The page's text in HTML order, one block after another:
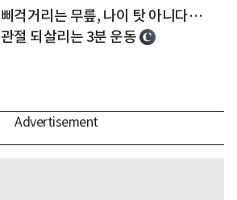
삐걱거리는 무릎, 나이 탓 아니다…
관절 되살리는 3분 운동